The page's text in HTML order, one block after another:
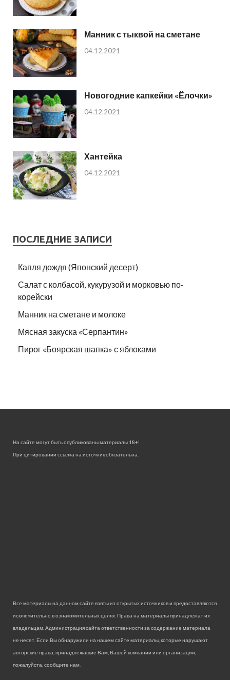
Манник с тыквой на сметане
04.12.2021
Новогодние капкейки «Ёлочки»
04.12.2021
Хантейка
04.12.2021
ПОСЛЕДНИЕ ЗАПИСИ
Капля дождя (Японский десерт)
Салат с колбасой, кукурузой и морковью по-
корейски
Манник на сметане и молоке
Мясная закуска «Серпантин»
Пирог «Боярская шапка» с яблоками
На сайте могут быть опубликованы материалы 18+!
При цитировании ссылка на источник обязательна.
Все материалы на данном сайте взяты из открытых источников и предоставляются
исключительно в ознакомительных целях. Права на материалы принадлежат их
владельцам. Администрация сайта ответственности за содержание материала
не несет. Если Вы обнаружили на нашем сайте материалы, которые нарушают
авторские права, принадлежащие Вам, Вашей компании или организации,
пожалуйста, сообщите нам.